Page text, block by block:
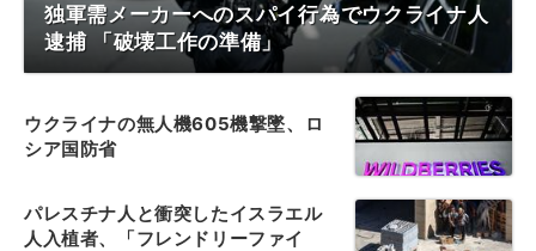
独軍需メーカーへのスパイ行為でウクライナ人
逮捕 「破壊工作の準備」
ウクライナの無人機605機撃墜、ロ
シア国防省
パレスチナ人と衝突したイスラエル
人入植者、「フレンドリーファイ